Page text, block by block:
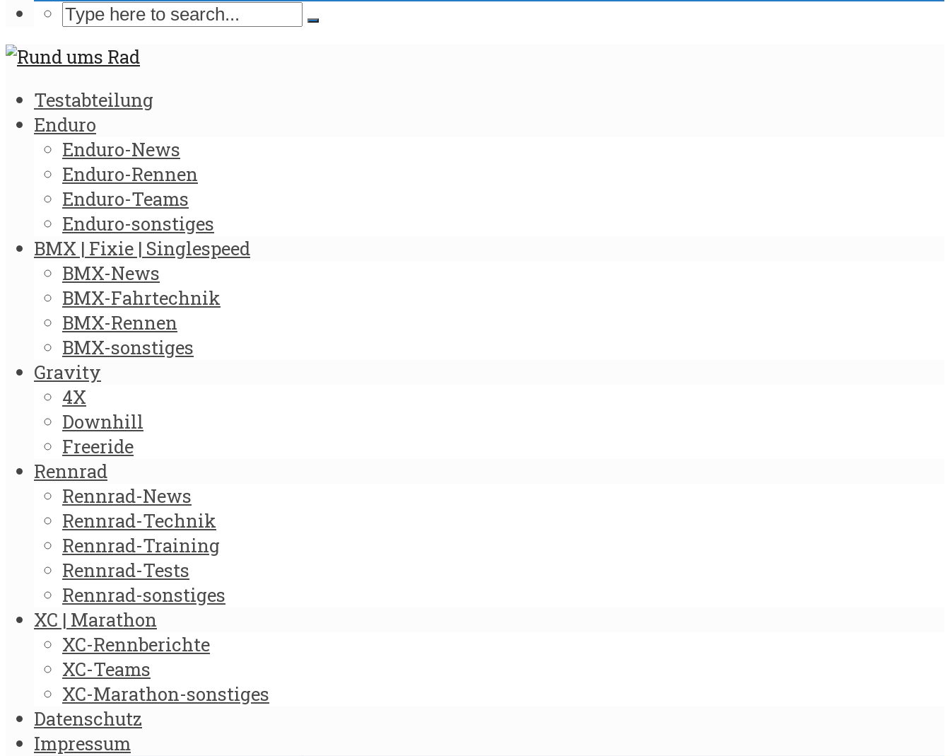
Testabteilung
Enduro
Enduro-News
Enduro-Rennen
Enduro-Teams
Enduro-sonstiges
BMX | Fixie | Singlespeed
BMX-News
BMX-Fahrtechnik
BMX-Rennen
BMX-sonstiges
Gravity
4X
Downhill
Freeride
Rennrad
Rennrad-News
Rennrad-Technik
Rennrad-Training
Rennrad-Tests
Rennrad-sonstiges
XC | Marathon
XC-Rennberichte
XC-Teams
XC-Marathon-sonstiges
Datenschutz
Impressum